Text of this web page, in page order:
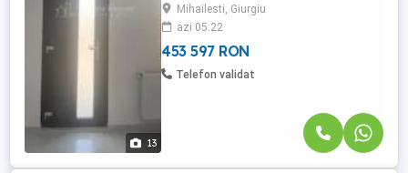
13
construita 90 mp ), zona extrem de linistita
numai de case, statie STB la 100 m!
Casele au suprafete de teren ...
Mihailesti, Giurgiu
azi 05:22
453 597 RON
Telefon validat